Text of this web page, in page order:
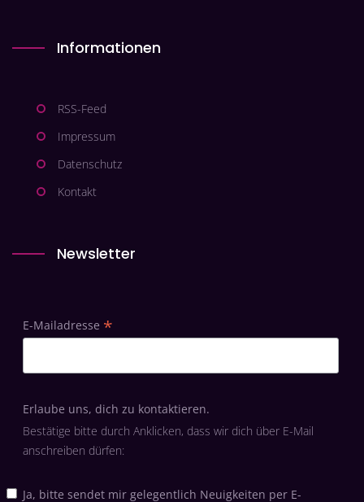
Informationen
RSS-Feed
Impressum
Datenschutz
Kontakt
Newsletter
E-Mailadresse *
Erlaube uns, dich zu kontaktieren.
Bestätige bitte durch Anklicken, dass wir dich über E-Mail
anschreiben dürfen:
Ja, bitte sendet mir gelegentlich Neuigkeiten per E-